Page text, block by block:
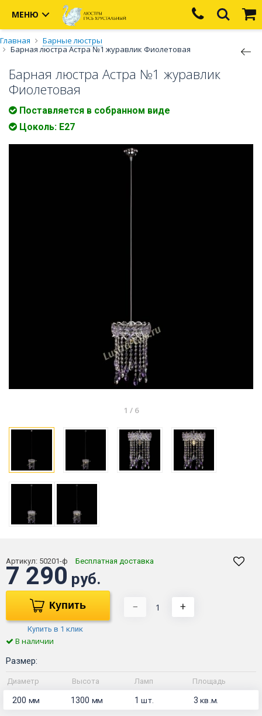
МЕНЮ
Главная
Барные люстры
Барная люстра Астра №1 журавлик Фиолетовая
Барная люстра Астра №1 журавлик
Фиолетовая
Поставляется в собранном виде
Цоколь: Е27
1 / 6
Артикул: 50201-ф Бесплатная доставка
7 290 руб.
Купить
Купить в 1 клик
− +
В наличии
Размер:
Диаметр Высота Ламп Площадь
200 мм 1300 мм 1шт. 3кв.м.